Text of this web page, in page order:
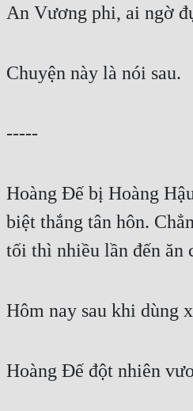
An Vương phi, ai ngờ
Chuyện này là nói sau.
-----
Hoàng Đế bị Hoàng
biệt thắng tân hôn.
tối thì nhiều lần đến ăn
Hôm nay sau khi dùng
Hoàng Đế đột nhiên